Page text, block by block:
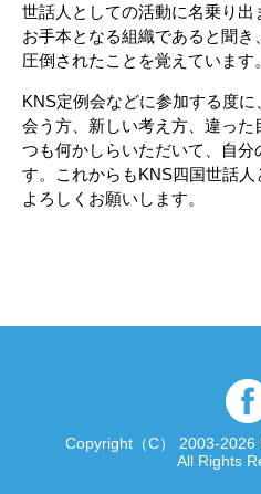
世話人としての活動に名乗り
お手本となる組織であると聞
圧倒されたことを覚えています。
KNS定例会などに参加する度
会う方、新しい考え方、違っ
つも何かしらいただいて、自分
す。これからもKNS四国世話人
よろしくお願いします。
Copyright（C） 2003-2026
All Rights